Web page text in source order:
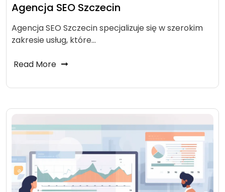
Agencja SEO Szczecin
Agencja SEO Szczecin specjalizuje się w szerokim
zakresie usług, które…
Read More